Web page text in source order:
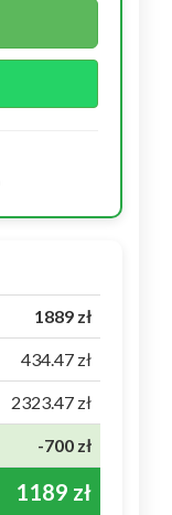
1889 zł
434.47 zł
2323.47 zł
-700 zł
1189 zł